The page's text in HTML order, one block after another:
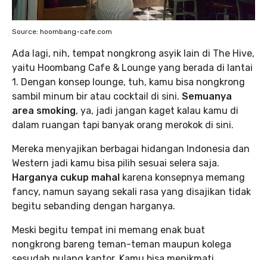
Source: hoombang-cafe.com
Ada lagi, nih, tempat nongkrong asyik lain di The Hive,
yaitu Hoombang Cafe & Lounge yang berada di lantai
1. Dengan konsep lounge, tuh, kamu bisa nongkrong
sambil minum bir atau cocktail di sini. Semuanya
area smoking, ya, jadi jangan kaget kalau kamu di
dalam ruangan tapi banyak orang merokok di sini.
Mereka menyajikan berbagai hidangan Indonesia dan
Western jadi kamu bisa pilih sesuai selera saja.
Harganya cukup mahal karena konsepnya memang
fancy, namun sayang sekali rasa yang disajikan tidak
begitu sebanding dengan harganya.
Meski begitu tempat ini memang enak buat
nongkrong bareng teman-teman maupun kolega